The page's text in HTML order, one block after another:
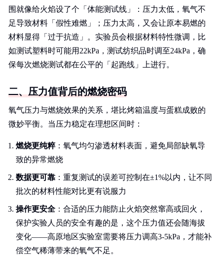
围就像给火焰设了个「体能测试线」：压力太低，氧气不
足导致材料「假性难燃」；压力太高，又会让原本易燃的
材料显得「过于抗造」。实验员会根据材料特性微调，比
如测试塑料时可能用22kPa，测试纺织品时调至24kPa，确
保每次燃烧测试都在公平的「起跑线」上进行。
二、压力值背后的燃烧密码
氧气压力与燃烧效果的关系，堪比烤箱温度与蛋糕成败的
微妙平衡。当压力稳定在理想区间时：
燃烧更纯粹：氧气均匀渗透材料表面，避免局部缺氧导
致的异常燃烧
数据更可靠 ：重复测试的误差可控制在±1%以内，让不同
批次的材料性能对比更有说服力
操作更安全 ：合适的压力能防止火焰突然窜高或回火，
保护实验人员的安全有趣的是，这个压力值还会随海拔
变化——高原地区实验室需要将压力调高3-5kPa，才能补
偿空气稀薄带来的氧气不足。